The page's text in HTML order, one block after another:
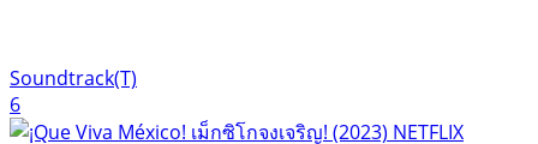
Soundtrack(T)
6